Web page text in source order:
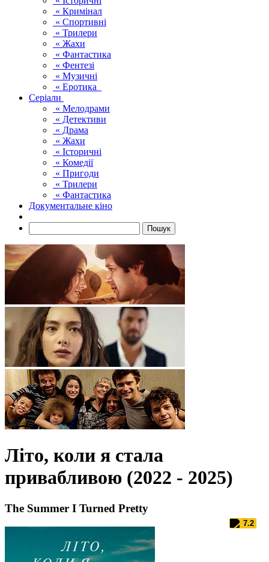
« Кримінал
« Спортивні
« Трилери
« Жахи
« Фантастика
« Фентезі
« Музичні
« Еротика
Серіали
« Мелодрами
« Детективи
« Драма
« Жахи
« Історичні
« Комедії
« Пригоди
« Трилери
« Фантастика
Документальне кіно
Пошук
Літо, коли я стала
привабливою (2022 - 2025)
The Summer I Turned Pretty
7.2